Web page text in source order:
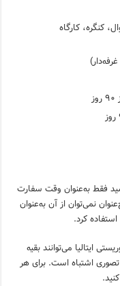
کنگره، کارگاه
فقط به‌عنوان وقت سفارت
نمی‌توان از آن به‌عنوان
کرد.
ایتالیا می‌توانند بقیه
تصوری اشتباه است. برای هر